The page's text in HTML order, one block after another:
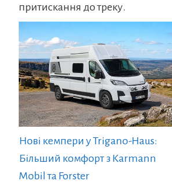
притискання до треку.
Нові кемпери у Trigano-Haus:
Більший комфорт з Karmann
Mobil та Forster